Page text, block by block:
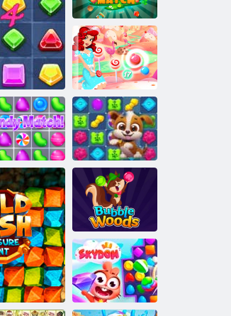
Match Forest
תידנק העוב
!םיקתממל
המאתה
םיבלכ לזאפ
רופיס
סדוו העוב